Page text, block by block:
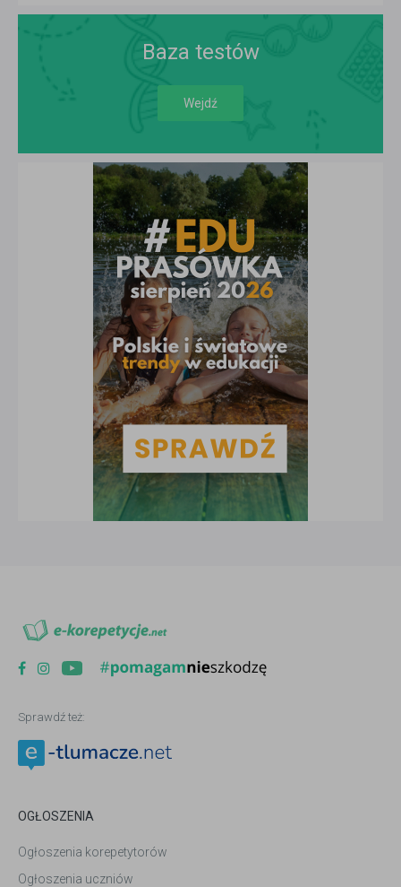
Baza testów
Wejdź
Sprawdź też:
OGŁOSZENIA
Ogłoszenia korepetytorów
Ogłoszenia uczniów